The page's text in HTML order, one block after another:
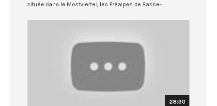
située dans le Mostviertel, les Préalpes de Basse-...
28:30